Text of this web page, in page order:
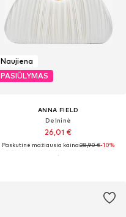
Naujiena
PASIŪLYMAS
ANNA FIELD
Delninė
26,01 €
Paskutinė mažiausia kaina:28,90 €-10%